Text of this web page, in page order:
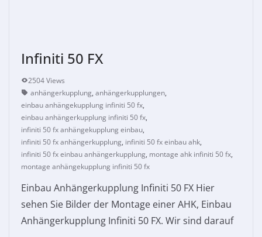
Infiniti 50 FX
2504 Views
anhängerkupplung, anhängerkupplungen,
einbau anhängekupplung infiniti 50 fx,
einbau anhängerkupplung infiniti 50 fx,
infiniti 50 fx anhängekupplung einbau,
infiniti 50 fx anhängerkupplung, infiniti 50 fx einbau ahk,
infiniti 50 fx einbau anhängerkupplung, montage ahk infiniti 50 fx,
montage anhängekupplung infiniti 50 fx
Einbau Anhängerkupplung Infiniti 50 FX Hier
sehen Sie Bilder der Montage einer AHK, Einbau
Anhängerkupplung Infiniti 50 FX. Wir sind darauf